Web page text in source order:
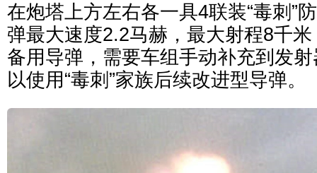
在炮塔上方左右各一具4联装“毒刺”
弹最大速度2.2马赫，最大射程8千
备用导弹，需要车组手动补充到发
以使用“毒刺”家族后续改进型导弹。